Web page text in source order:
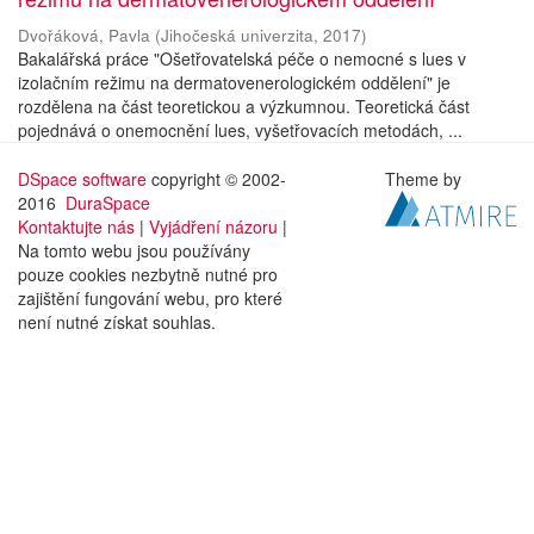
Dvořáková, Pavla (Jihočeská univerzita, 2017)
Bakalářská práce "Ošetřovatelská péče o nemocné s lues v
izolačním režimu na dermatovenerologickém oddělení" je
rozdělena na část teoretickou a výzkumnou. Teoretická část
pojednává o onemocnění lues, vyšetřovacích metodách, ...
DSpace software copyright © 2002-
2016 DuraSpace
Kontaktujte nás | Vyjádření názoru |
Na tomto webu jsou používány
pouze cookies nezbytně nutné pro
zajištění fungování webu, pro které
není nutné získat souhlas.
Theme by